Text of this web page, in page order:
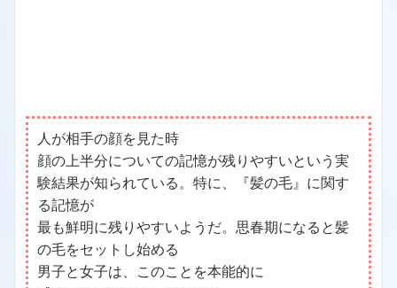
人が相手の顔を見た時
顔の上半分についての記憶が残りやすいという実
験結果が知られている。特に、『髪の毛』に関す
る記憶が
最も鮮明に残りやすいようだ。思春期になると髪
の毛をセットし始める
男子と女子は、このことを本能的に